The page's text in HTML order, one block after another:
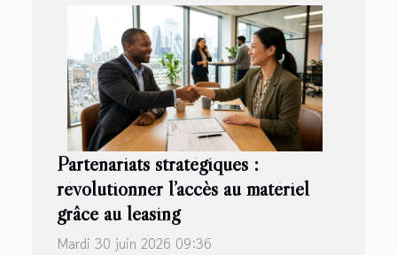
Partenariats stratégiques :
révolutionner l’accès au matériel
grâce au leasing
Mardi 30 juin 2026 09:36